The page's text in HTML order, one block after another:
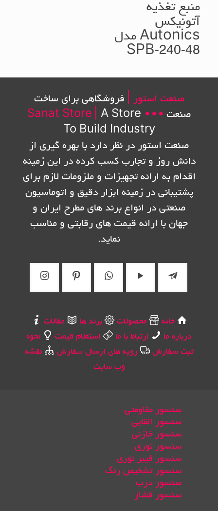
منبع تغذیه
آتونیکس
Autonics مدل
SPB-240-48
صنعت استور |
فروشگاهی برای ساخت
صنعت •••
Sanat Store
A Store
To Build Industry
صنعت استور در نظر دارد با بهره گیری از
دانش روز و تجارب کسب کرده در این زمینه
اقدام به ارائه تجهیزات و ملزومات لازم برای
پشتیبانی در زمینه ابزار دقیق و اتوماسیون
صنعتی در انواع برند های مطرح ایران و
جهان با ارائه قیمت های رقابتی و مناسب
نماید.
خانه محصولات برند ها
مقالات
درباره ما
ارتباط با ما استعلام قیمت
نحوه
ثبت سفارش
رویه های ارسال سفارش
نقشه
وب سایت
سنسور مقاومتی
سنسور القایی
سنسور خازنی
سنسور نوری
سنسور فیبر نوری
سنسور تشخیص رنگ
سنسور درب
سنسور فشار